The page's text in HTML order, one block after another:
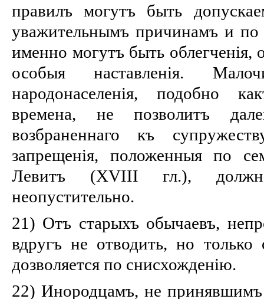
правилъ могутъ быть
уважительнымъ причинамъ и по
именно могутъ быть облегченія,
особыя наставленія.
народонаселенія, подобно
времена, не позволитъ
возбраненнаго къ
запрещенія, положенныя по
Левитъ (XVIII гл.),
неопустительно.
21) Отъ старыхъ обычаевъ,
вдругъ не отводить, но только
дозволяется по снисхожденію.
22) Инородцамъ, не принявшимъ